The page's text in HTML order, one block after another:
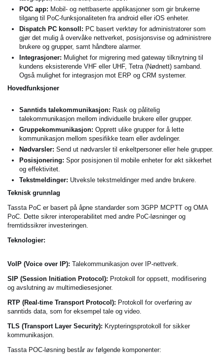
POC app: Mobil- og nettbaserte applikasjoner som gir brukerne
tilgang til PoC-funksjonaliteten fra android eller iOS enheter.
Dispatch PC konsoll: PC basert verktøy for administratorer som
gjør det mulig å overvåke nettverket, posisjonsvise og administrere
brukere og grupper, samt håndtere alarmer.
Integrasjoner: Mulighet for migrering med gateway tilknytning til
kundens eksisterende VHF eller UHF, Tetra (Nødnett) samband.
Også mulighet for integrasjon mot ERP og CRM systemer.
Hovedfunksjoner
Sanntids talekommunikasjon: Rask og pålitelig
talekommunikasjon mellom individuelle brukere eller grupper.
Gruppekommunikasjon: Opprett ulike grupper for å lette
kommunikasjon mellom spesifikke team eller avdelinger.
Nødvarsler: Send ut nødvarsler til enkeltpersoner eller hele grupper.
Posisjonering: Spor posisjonen til mobile enheter for økt sikkerhet
og effektivitet.
Tekstmeldinger: Utveksle tekstmeldinger med andre brukere.
Teknisk grunnlag
Tassta PoC er basert på åpne standarder som 3GPP MCPTT og OMA
PoC. Dette sikrer interoperabilitet med andre PoC-løsninger og
fremtidssikrer investeringen.
Teknologier:
VoIP (Voice over IP): Talekommunikasjon over IP-nettverk.
SIP (Session Initiation Protocol): Protokoll for oppsett, modifisering
og avslutning av multimediesesjoner.
RTP (Real-time Transport Protocol): Protokoll for overføring av
sanntids data, som for eksempel tale og video.
TLS (Transport Layer Security): Krypteringsprotokoll for sikker
kommunikasjon.
Tassta POC-løsning består av følgende komponenter: